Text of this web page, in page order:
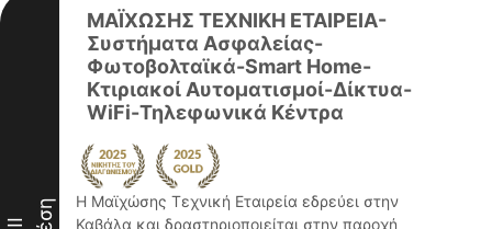
II
ΜΑΪΧΩΣΗΣ ΤΕΧΝΙΚΗ ΕΤΑΙΡΕΙΑ-
Συστήματα Ασφαλείας-
Φωτοβολταϊκά-Smart Home-
Κτιριακοί Αυτοματισμοί-Δίκτυα-
WiFi-Τηλεφωνικά Κέντρα
Η Μαϊχώσης Τεχνική Εταιρεία εδρεύει στην
Καβάλα και δραστηριοποιείται στην παροχή